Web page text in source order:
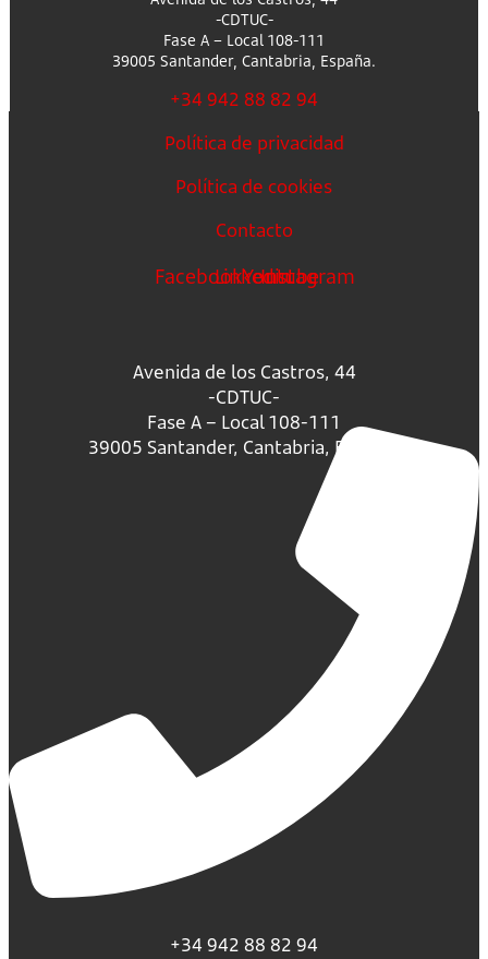
-CDTUC-
Fase A – Local 108-111
39005 Santander, Cantabria, España.
+34 942 88 82 94
Política de privacidad
Política de cookies
Contacto
FacebookLinkedin
Youtube
Instagram
Avenida de los Castros, 44
-CDTUC-
Fase A – Local 108-111
39005 Santander, Cantabria, España.
+34 942 88 82 94